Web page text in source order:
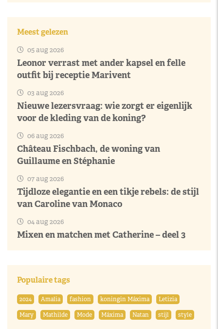
Meest gelezen
05 aug 2026
Leonor verrast met ander kapsel en felle
outfit bij receptie Marivent
03 aug 2026
Nieuwe lezersvraag: wie zorgt er eigenlijk
voor de kleding van de koning?
06 aug 2026
Château Fischbach, de woning van
Guillaume en Stéphanie
07 aug 2026
Tijdloze elegantie en een tikje rebels: de stijl
van Caroline van Monaco
04 aug 2026
Mixen en matchen met Catherine – deel 3
Populaire tags
2024 Amalia fashion koningin Máxima
Letizia
Mary
Mathilde Mode Máxima Natan stijl style